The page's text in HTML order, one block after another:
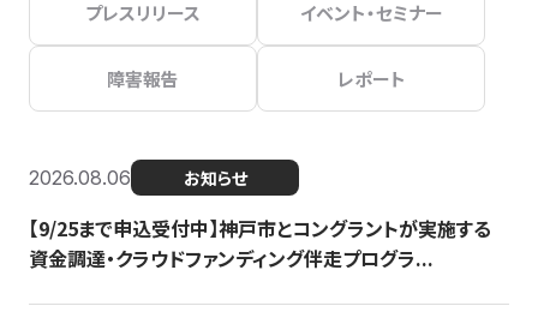
プレスリリース イベント・セミナー
障害報告 レポート
2026.08.06 お知らせ
【9/25まで申込受付中】神戸市とコングラントが実施する
資金調達・クラウドファンディング伴走プログラ...